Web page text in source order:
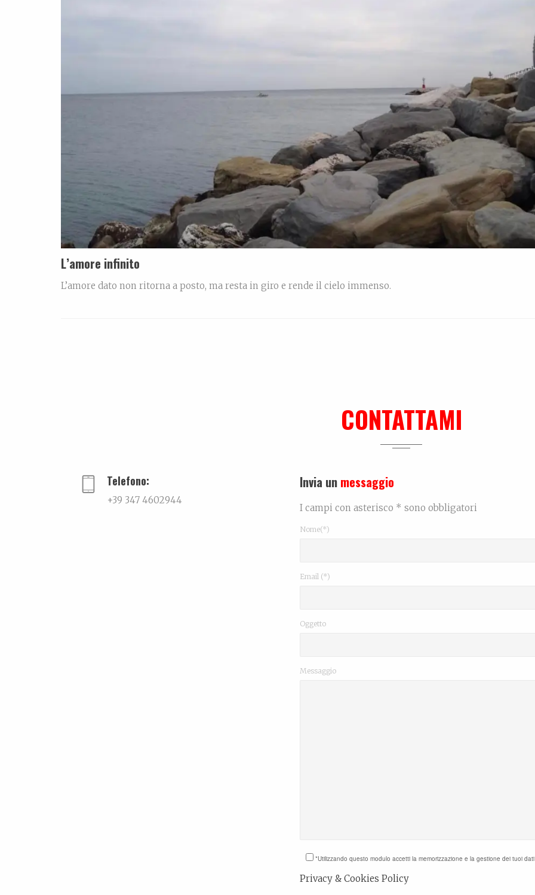
L’amore infinito
L’amore dato non ritorna a posto, ma resta in giro e rende il cielo immenso.
CONTATTAMI
Telefono:
+39 347 4602944
Invia un messaggio
I campi con asterisco * sono obbligatori
Nome(*)
Email (*)
Oggetto
Messaggio
*Utilizzando questo modulo accetti la memorizzazione e la gestione dei tuoi
Privacy & Cookies Policy